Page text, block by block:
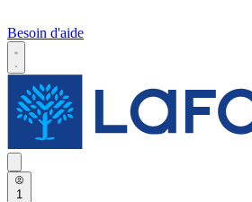
Besoin d'aide
1